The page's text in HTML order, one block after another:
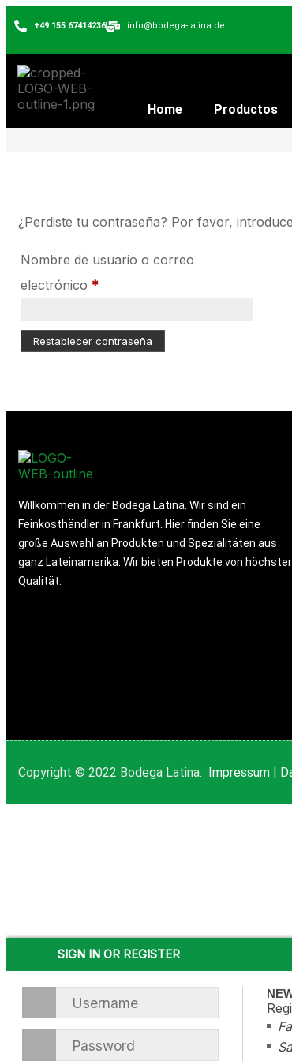
+49 155 67414236 info@bodega-latina.de
Home Productos
¿Perdiste tu contraseña? Por favor,
Nombre de usuario o correo
electrónico *
Restablecer contraseña
Willkommen in der Bodega Latina. Wir sind ein
Feinkosthändler in Frankfurt. Hier finden Sie eine
große Auswahl an Produkten und Spezialitäten aus
ganz Lateinamerika. Wir bieten Produkte von höchster
Qualität.
Copyright © 2022 Bodega Latina. Impressum
SIGN IN OR REGISTER